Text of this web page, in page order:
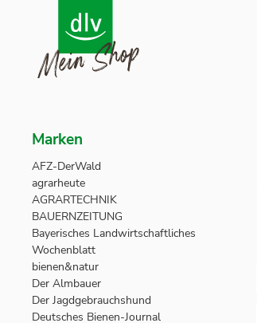
Marken
AFZ-DerWald
agrarheute
AGRARTECHNIK
BAUERNZEITUNG
Bayerisches Landwirtschaftliches
Wochenblatt
bienen&natur
Der Almbauer
Der Jagdgebrauchshund
Deutsches Bienen-Journal